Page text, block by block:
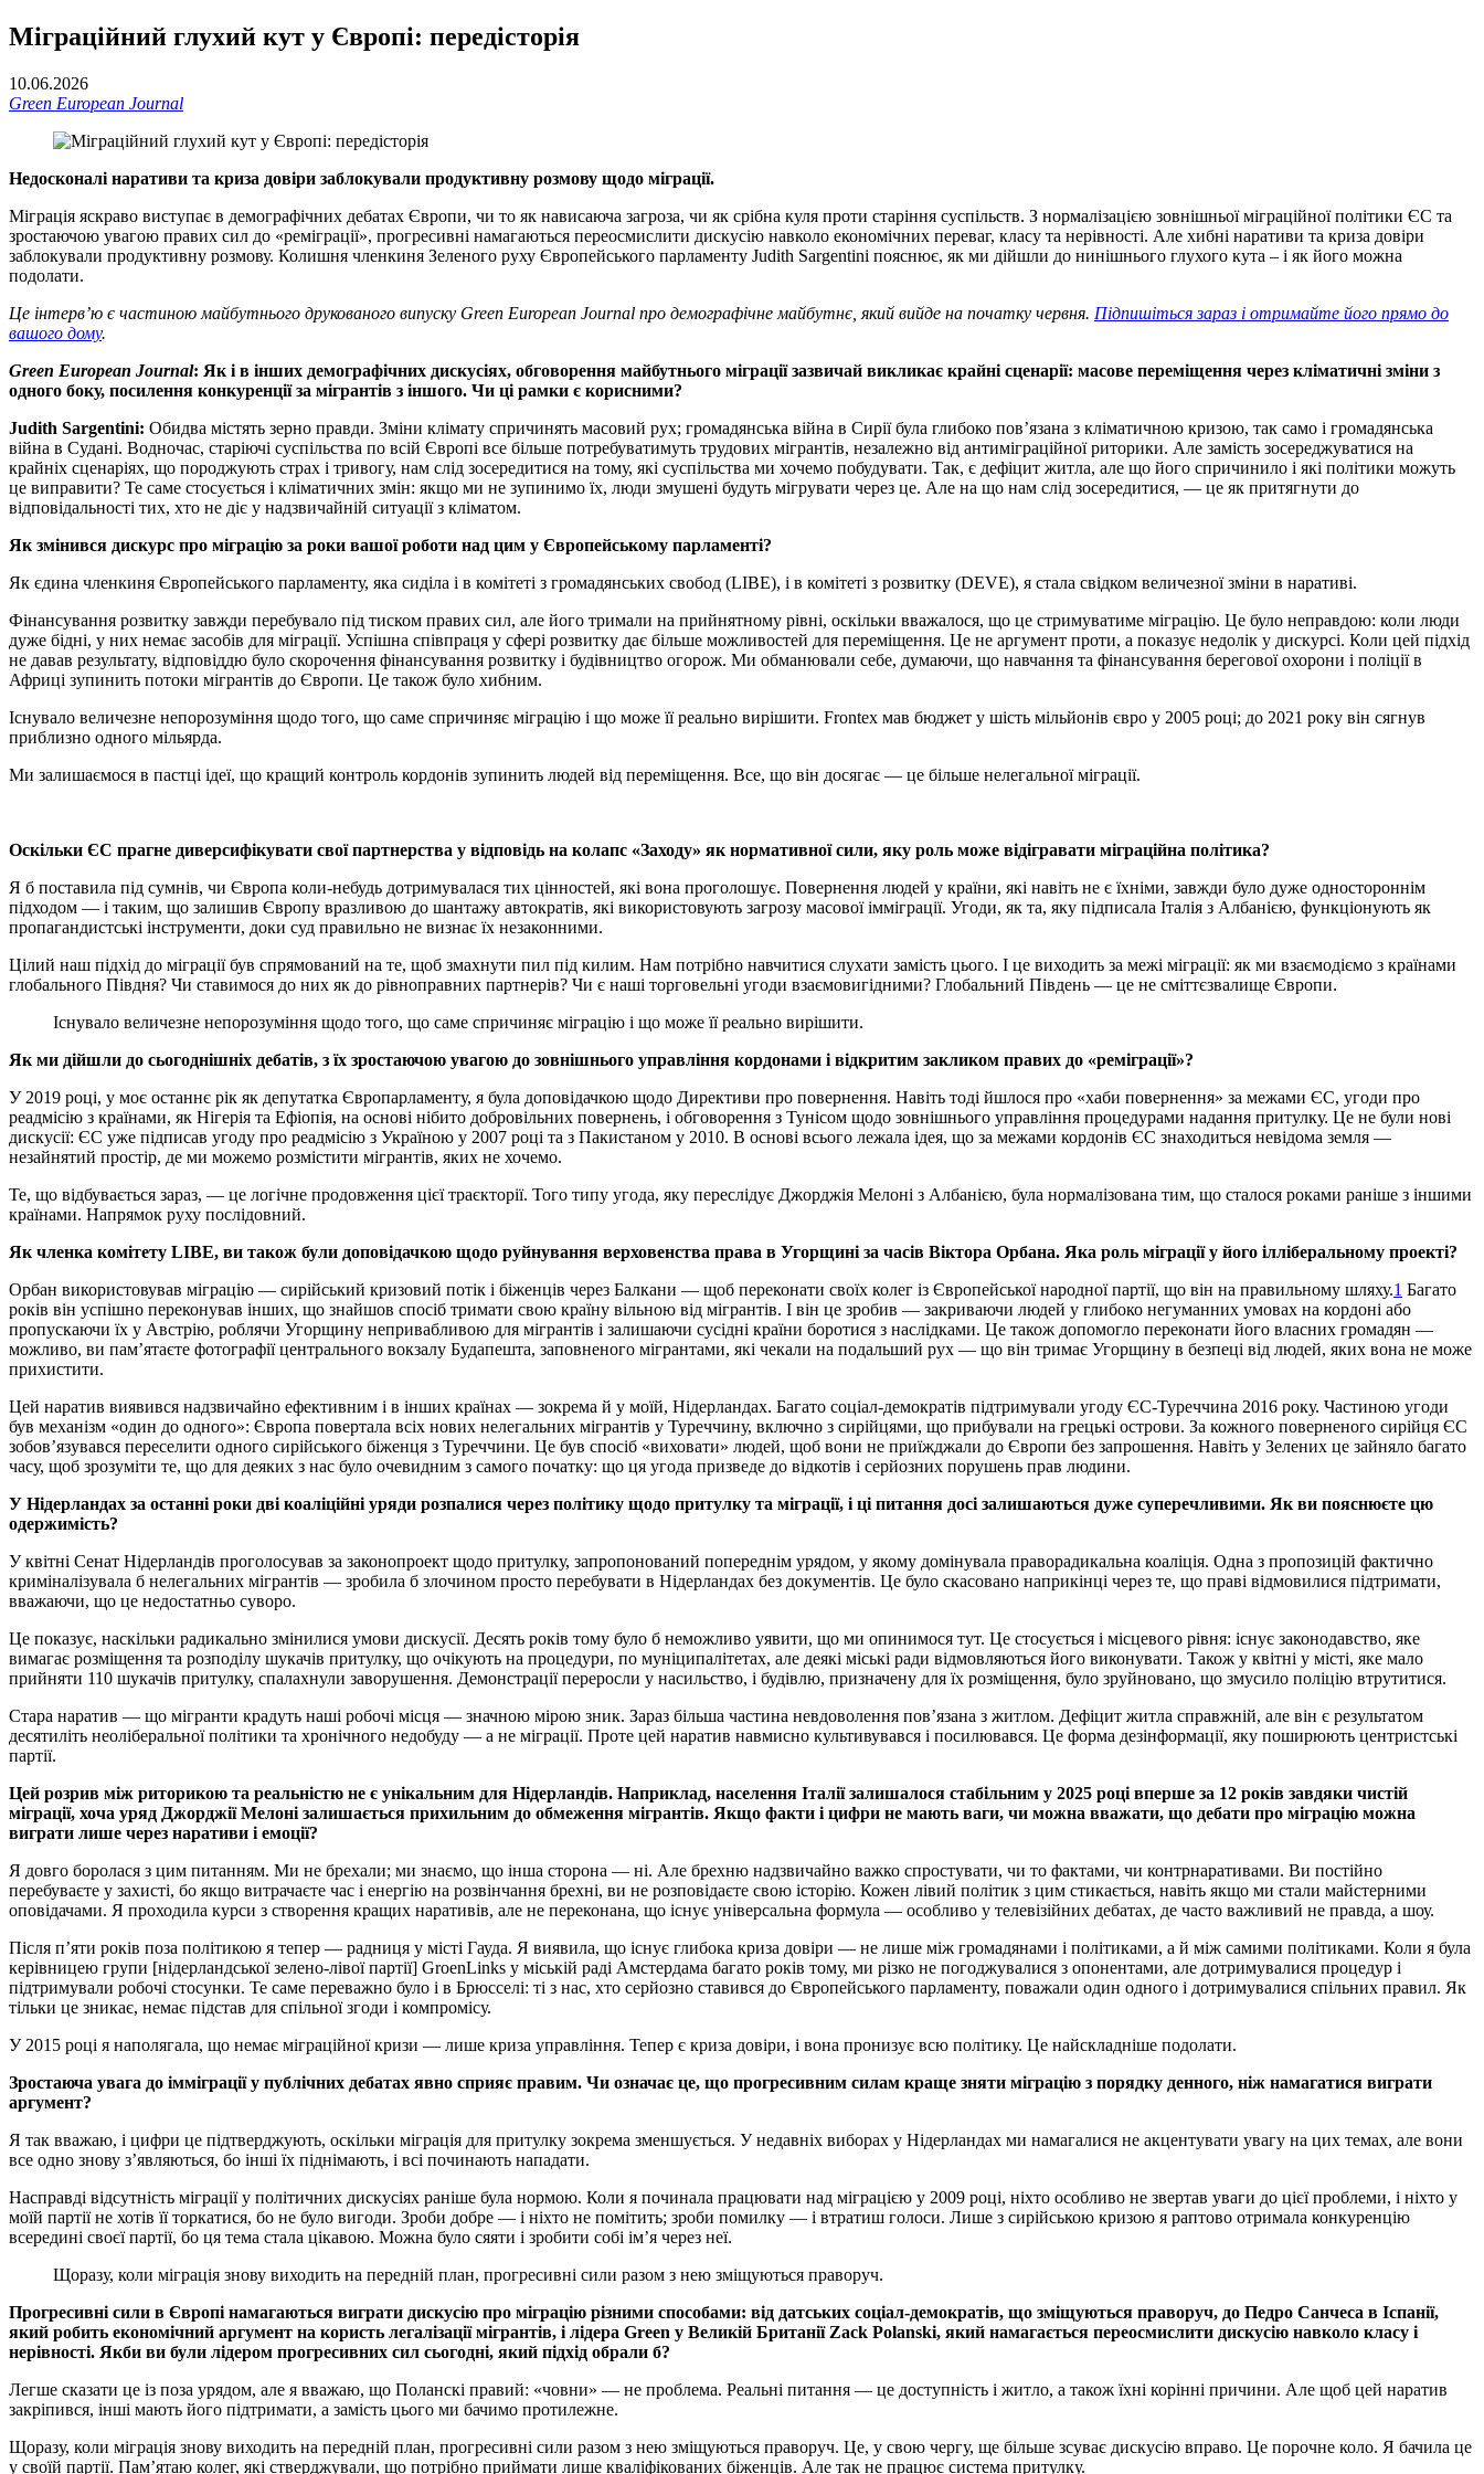
Міграційний глухий кут у Європі: передісторія
10.06.2026
Green European Journal
Недосконалі наративи та криза довіри заблокували продуктивну розмову щодо міграції.
Міграція яскраво виступає в демографічних дебатах Європи, чи то як нависаюча загроза, чи як срібна куля проти старіння суспільств. З нормалізацією зовнішньої міграційної політики ЄС та
зростаючою увагою правих сил до «реміграції», прогресивні намагаються переосмислити дискусію навколо економічних переваг, класу та нерівності. Але хибні наративи та криза довіри
заблокували продуктивну розмову. Колишня членкиня Зеленого руху Європейського парламенту Judith Sargentini пояснює, як ми дійшли до нинішнього глухого кута – і як його можна
подолати.
Це інтерв’ю є частиною майбутнього друкованого випуску Green European Journal про демографічне майбутнє, який вийде на початку червня. Підпишіться зараз і отримайте його прямо до
вашого дому.
Green European Journal: Як і в інших демографічних дискусіях, обговорення майбутнього міграції зазвичай викликає крайні сценарії: масове переміщення через кліматичні зміни з
одного боку, посилення конкуренції за мігрантів з іншого. Чи ці рамки є корисними?
Judith Sargentini: Обидва містять зерно правди. Зміни клімату спричинять масовий рух; громадянська війна в Сирії була глибоко пов’язана з кліматичною кризою, так само і громадянська
війна в Судані. Водночас, старіючі суспільства по всій Європі все більше потребуватимуть трудових мігрантів, незалежно від антиміграційної риторики. Але замість зосереджуватися на
крайніх сценаріях, що породжують страх і тривогу, нам слід зосередитися на тому, які суспільства ми хочемо побудувати. Так, є дефіцит житла, але що його спричинило і які політики можуть
це виправити? Те саме стосується і кліматичних змін: якщо ми не зупинимо їх, люди змушені будуть мігрувати через це. Але на що нам слід зосередитися, — це як притягнути до
відповідальності тих, хто не діє у надзвичайній ситуації з кліматом.
Як змінився дискурс про міграцію за роки вашої роботи над цим у Європейському парламенті?
Як єдина членкиня Європейського парламенту, яка сиділа і в комітеті з громадянських свобод (LIBE), і в комітеті з розвитку (DEVE), я стала свідком величезної зміни в наративі.
Фінансування розвитку завжди перебувало під тиском правих сил, але його тримали на прийнятному рівні, оскільки вважалося, що це стримуватиме міграцію. Це було неправдою: коли люди
дуже бідні, у них немає засобів для міграції. Успішна співпраця у сфері розвитку дає більше можливостей для переміщення. Це не аргумент проти, а показує недолік у дискурсі. Коли цей підхід
не давав результату, відповіддю було скорочення фінансування розвитку і будівництво огорож. Ми обманювали себе, думаючи, що навчання та фінансування берегової охорони і поліції в
Африці зупинить потоки мігрантів до Європи. Це також було хибним.
Існувало величезне непорозуміння щодо того, що саме спричиняє міграцію і що може її реально вирішити. Frontex мав бюджет у шість мільйонів євро у 2005 році; до 2021 року він сягнув
приблизно одного мільярда.
Ми залишаємося в пастці ідеї, що кращий контроль кордонів зупинить людей від переміщення. Все, що він досягає — це більше нелегальної міграції.
Оскільки ЄС прагне диверсифікувати свої партнерства у відповідь на колапс «Заходу» як нормативної сили, яку роль може відігравати міграційна політика?
Я б поставила під сумнів, чи Європа коли-небудь дотримувалася тих цінностей, які вона проголошує. Повернення людей у країни, які навіть не є їхніми, завжди було дуже одностороннім
підходом — і таким, що залишив Європу вразливою до шантажу автократів, які використовують загрозу масової імміграції. Угоди, як та, яку підписала Італія з Албанією, функціонують як
пропагандистські інструменти, доки суд правильно не визнає їх незаконними.
Цілий наш підхід до міграції був спрямований на те, щоб змахнути пил під килим. Нам потрібно навчитися слухати замість цього. І це виходить за межі міграції: як ми взаємодіємо з країнами
глобального Півдня? Чи ставимося до них як до рівноправних партнерів? Чи є наші торговельні угоди взаємовигідними? Глобальний Південь — це не сміттєзвалище Європи.
Існувало величезне непорозуміння щодо того, що саме спричиняє міграцію і що може її реально вирішити.
Як ми дійшли до сьогоднішніх дебатів, з їх зростаючою увагою до зовнішнього управління кордонами і відкритим закликом правих до «реміграції»?
У 2019 році, у моє останнє рік як депутатка Європарламенту, я була доповідачкою щодо Директиви про повернення. Навіть тоді йшлося про «хаби повернення» за межами ЄС, угоди про
реадмісію з країнами, як Нігерія та Ефіопія, на основі нібито добровільних повернень, і обговорення з Тунісом щодо зовнішнього управління процедурами надання притулку. Це не були нові
дискусії: ЄС уже підписав угоду про реадмісію з Україною у 2007 році та з Пакистаном у 2010. В основі всього лежала ідея, що за межами кордонів ЄС знаходиться невідома земля —
незайнятий простір, де ми можемо розмістити мігрантів, яких не хочемо.
Те, що відбувається зараз, — це логічне продовження цієї траєкторії. Того типу угода, яку переслідує Джорджія Мелоні з Албанією, була нормалізована тим, що сталося роками раніше з іншими
країнами. Напрямок руху послідовний.
Як членка комітету LIBE, ви також були доповідачкою щодо руйнування верховенства права в Угорщині за часів Віктора Орбана. Яка роль міграції у його ілліберальному проекті?
Орбан використовував міграцію — сирійський кризовий потік і біженців через Балкани — щоб переконати своїх колег із Європейської народної партії, що він на правильному шляху.1 Багато
років він успішно переконував інших, що знайшов спосіб тримати свою країну вільною від мігрантів. І він це зробив — закриваючи людей у глибоко негуманних умовах на кордоні або
пропускаючи їх у Австрію, роблячи Угорщину непривабливою для мігрантів і залишаючи сусідні країни боротися з наслідками. Це також допомогло переконати його власних громадян —
можливо, ви пам’ятаєте фотографії центрального вокзалу Будапешта, заповненого мігрантами, які чекали на подальший рух — що він тримає Угорщину в безпеці від людей, яких вона не може
прихистити.
Цей наратив виявився надзвичайно ефективним і в інших країнах — зокрема й у моїй, Нідерландах. Багато соціал-демократів підтримували угоду ЄС-Туреччина 2016 року. Частиною угоди
був механізм «один до одного»: Європа повертала всіх нових нелегальних мігрантів у Туреччину, включно з сирійцями, що прибували на грецькі острови. За кожного поверненого сирійця ЄС
зобов’язувався переселити одного сирійського біженця з Туреччини. Це був спосіб «виховати» людей, щоб вони не приїжджали до Європи без запрошення. Навіть у Зелених це зайняло багато
часу, щоб зрозуміти те, що для деяких з нас було очевидним з самого початку: що ця угода призведе до відкотів і серйозних порушень прав людини.
У Нідерландах за останні роки дві коаліційні уряди розпалися через політику щодо притулку та міграції, і ці питання досі залишаються дуже суперечливими. Як ви пояснюєте цю
одержимість?
У квітні Сенат Нідерландів проголосував за законопроект щодо притулку, запропонований попереднім урядом, у якому домінувала праворадикальна коаліція. Одна з пропозицій фактично
криміналізувала б нелегальних мігрантів — зробила б злочином просто перебувати в Нідерландах без документів. Це було скасовано наприкінці через те, що праві відмовилися підтримати,
вважаючи, що це недостатньо суворо.
Це показує, наскільки радикально змінилися умови дискусії. Десять років тому було б неможливо уявити, що ми опинимося тут. Це стосується і місцевого рівня: існує законодавство, яке
вимагає розміщення та розподілу шукачів притулку, що очікують на процедури, по муніципалітетах, але деякі міські ради відмовляються його виконувати. Також у квітні у місті, яке мало
прийняти 110 шукачів притулку, спалахнули заворушення. Демонстрації переросли у насильство, і будівлю, призначену для їх розміщення, було зруйновано, що змусило поліцію втрутитися.
Стара наратив — що мігранти крадуть наші робочі місця — значною мірою зник. Зараз більша частина невдоволення пов’язана з житлом. Дефіцит житла справжній, але він є результатом
десятиліть неоліберальної політики та хронічного недобуду — а не міграції. Проте цей наратив навмисно культивувався і посилювався. Це форма дезінформації, яку поширюють центристські
партії.
Цей розрив між риторикою та реальністю не є унікальним для Нідерландів. Наприклад, населення Італії залишалося стабільним у 2025 році вперше за 12 років завдяки чистій
міграції, хоча уряд Джорджії Мелоні залишається прихильним до обмеження мігрантів. Якщо факти і цифри не мають ваги, чи можна вважати, що дебати про міграцію можна
виграти лише через наративи і емоції?
Я довго боролася з цим питанням. Ми не брехали; ми знаємо, що інша сторона — ні. Але брехню надзвичайно важко спростувати, чи то фактами, чи контрнаративами. Ви постійно
перебуваєте у захисті, бо якщо витрачаєте час і енергію на розвінчання брехні, ви не розповідаєте свою історію. Кожен лівий політик з цим стикається, навіть якщо ми стали майстерними
оповідачами. Я проходила курси з створення кращих наративів, але не переконана, що існує універсальна формула — особливо у телевізійних дебатах, де часто важливий не правда, а шоу.
Після п’яти років поза політикою я тепер — радниця у місті Гауда. Я виявила, що існує глибока криза довіри — не лише між громадянами і політиками, а й між самими політиками. Коли я була
керівницею групи [нідерландської зелено-лівої партії] GroenLinks у міській раді Амстердама багато років тому, ми різко не погоджувалися з опонентами, але дотримувалися процедур і
підтримували робочі стосунки. Те саме переважно було і в Брюсселі: ті з нас, хто серйозно ставився до Європейського парламенту, поважали один одного і дотримувалися спільних правил. Як
тільки це зникає, немає підстав для спільної згоди і компромісу.
У 2015 році я наполягала, що немає міграційної кризи — лише криза управління. Тепер є криза довіри, і вона пронизує всю політику. Це найскладніше подолати.
Зростаюча увага до імміграції у публічних дебатах явно сприяє правим. Чи означає це, що прогресивним силам краще зняти міграцію з порядку денного, ніж намагатися виграти
аргумент?
Я так вважаю, і цифри це підтверджують, оскільки міграція для притулку зокрема зменшується. У недавніх виборах у Нідерландах ми намагалися не акцентувати увагу на цих темах, але вони
все одно знову з’являються, бо інші їх піднімають, і всі починають нападати.
Насправді відсутність міграції у політичних дискусіях раніше була нормою. Коли я починала працювати над міграцією у 2009 році, ніхто особливо не звертав уваги до цієї проблеми, і ніхто у
моїй партії не хотів її торкатися, бо не було вигоди. Зроби добре — і ніхто не помітить; зроби помилку — і втратиш голоси. Лише з сирійською кризою я раптово отримала конкуренцію
всередині своєї партії, бо ця тема стала цікавою. Можна було сяяти і зробити собі ім’я через неї.
Щоразу, коли міграція знову виходить на передній план, прогресивні сили разом з нею зміщуються праворуч.
Прогресивні сили в Європі намагаються виграти дискусію про міграцію різними способами: від датських соціал-демократів, що зміщуються праворуч, до Педро Санчеса в Іспанії,
який робить економічний аргумент на користь легалізації мігрантів, і лідера Green у Великій Британії Zack Polanski, який намагається переосмислити дискусію навколо класу і
нерівності. Якби ви були лідером прогресивних сил сьогодні, який підхід обрали б?
Легше сказати це із поза урядом, але я вважаю, що Поланскі правий: «човни» — не проблема. Реальні питання — це доступність і житло, а також їхні корінні причини. Але щоб цей наратив
закріпився, інші мають його підтримати, а замість цього ми бачимо протилежне.
Щоразу, коли міграція знову виходить на передній план, прогресивні сили разом з нею зміщуються праворуч. Це, у свою чергу, ще більше зсуває дискусію вправо. Це порочне коло. Я бачила це
у своїй партії. Пам’ятаю колег, які стверджували, що потрібно приймати лише кваліфікованих біженців. Але так не працює система притулку.